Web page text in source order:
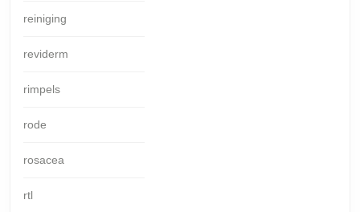
reiniging
reviderm
rimpels
rode
rosacea
rtl